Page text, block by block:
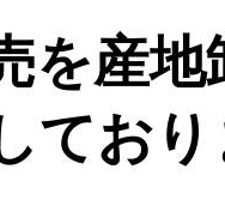
を産
てお